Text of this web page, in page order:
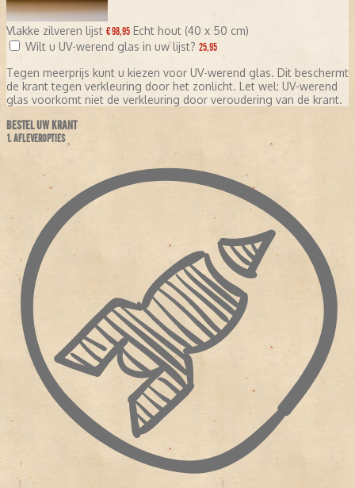
Vlakke zilveren lijst € 98,95 Echt hout (40 x 50 cm)
Wilt u UV-werend glas in uw lijst? 25,95
Tegen meerprijs kunt u kiezen voor UV-werend glas. Dit beschermt
de krant tegen verkleuring door het zonlicht. Let wel: UV-werend
glas voorkomt niet de verkleuring door veroudering van de krant.
BESTEL UW KRANT
1. AFLEVEROPTIES